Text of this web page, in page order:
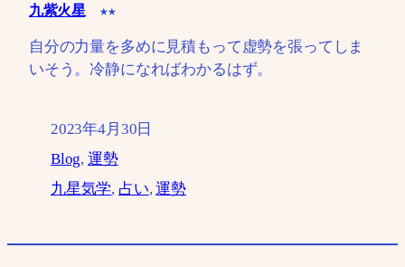
九紫火星★★
自分の力量を多めに見積もって虚勢を張ってしま
いそう。冷静になればわかるはず。
2023年4月30日
Blog, 運勢
九星気学, 占い, 運勢